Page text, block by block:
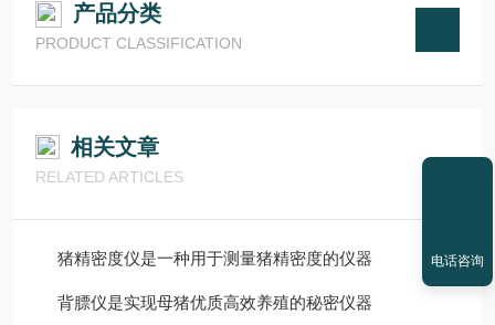
产品分类
PRODUCT CLASSIFICATION
相关文章
RELATED ARTICLES
猪精密度仪是一种用于测量猪精密度的仪器
背膘仪是实现母猪优质高效养殖的秘密仪器
电话咨询